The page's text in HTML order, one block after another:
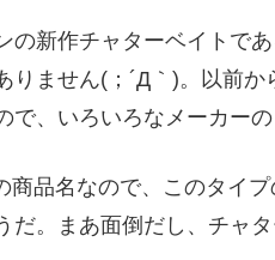
の新作チャターベイトであ
りません(；´Д｀)。以前
、いろいろなメーカーの
品名なので、このタイ
だ。まあ面倒だし、チャ